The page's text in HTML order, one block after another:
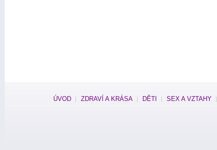
ÚVOD ZDRAVÍ A KRÁSA DĚTI SEX A VZTAHY